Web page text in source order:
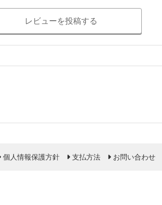
レビューを投稿する
個人情報保護方針 支払方法 お問い合わせ